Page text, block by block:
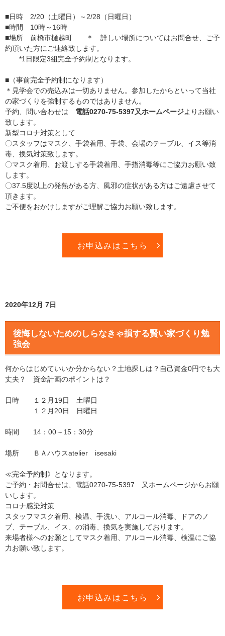
■日時 2/20（土曜日）～2/28（日曜日）
■時間 10時～16時
■場所 前橋市樋越町 ＊ 詳しい場所についてはお問合せ、ご予
約頂いた方にご連絡致します。
*1日限定3組完全予約制となります。
■（事前完全予約制になります）
＊見学会での売込みは一切ありません。参加したからといって当社
の家づくりを強制するものではありません。
予約、問い合わせは 電話0270-75-5397又ホームページよりお願い
致します。
新型コロナ対策として
〇スタッフはマスク、手袋着用、手袋、会場のテーブル、イス等消
毒、換気対策致します。
〇マスク着用、お渡しする手袋着用、手指消毒等にご協力お願い致
します。
〇37.5度以上の発熱がある方、風邪の症状がある方はご遠慮させて
頂きます。
ご不便をおかけしますがご理解ご協力お願い致します。
お申込みはこちら
2020年12月 7日
後悔しないためのしらなきゃ損する賢い家づくり勉
強会
何からはじめていいか分からない？土地探しは？自己資金0円でも大
丈夫？ 資金計画のポイントは？
日時 １２月19日 土曜日
１２月20日 日曜日
時間 14：00～15：30分
場所 ＢＡハウスatelier isesaki
≪完全予約制》となります。
ご予約・お問合せは、電話0270-75-5397 又ホームページからお願
いします。
コロナ感染対策
スタッフマスク着用、検温、手洗い、アルコール消毒、ドアのノ
ブ、テーブル、イス、の消毒、換気を実施しております。
来場者様へのお願としてマスク着用、アルコール消毒、検温にご協
力お願い致します。
お申込みはこちら